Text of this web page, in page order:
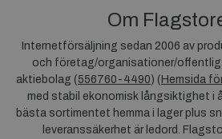
Om
Internetförsäljning sedan 2006 av
och företag/organisationer/
aktiebolag (556760-4490) ( Hemsida
med stabil ekonomisk långsiktighet i
bästa sortimentet hemma i lager plus
leveranssäkerhet är ledord.